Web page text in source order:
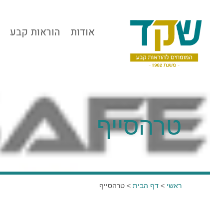
אודות הוראות קבע
טרהסייף
ראשי > דף הבית > טרהסייף